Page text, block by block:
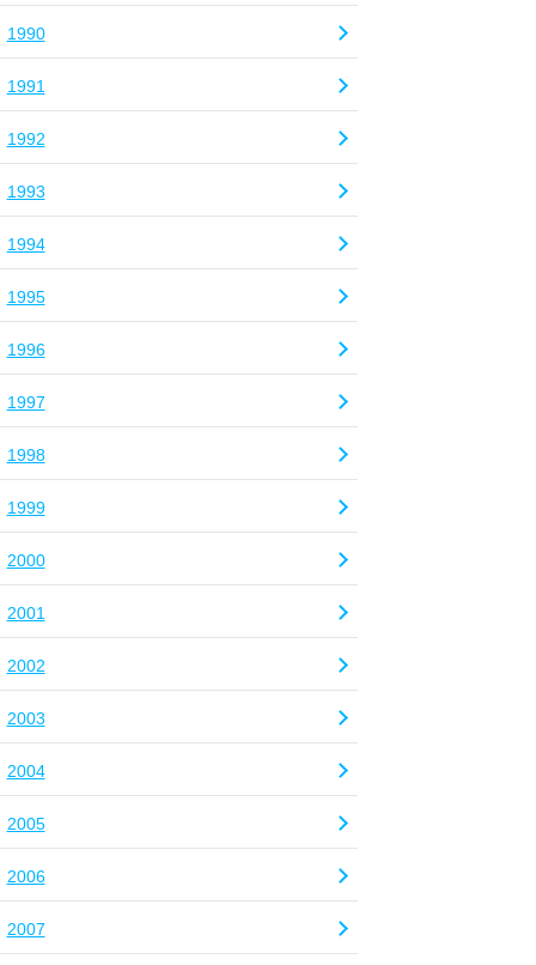
1990
1991
1992
1993
1994
1995
1996
1997
1998
1999
2000
2001
2002
2003
2004
2005
2006
2007